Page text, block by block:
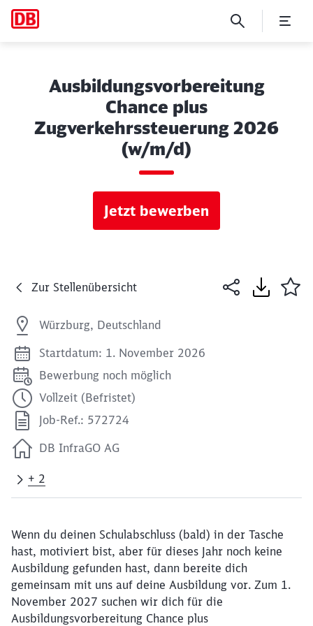
Ausbildungsvorbereitung
Chance plus
Zugverkehrssteuerung 2026
(w/m/d)
Jetzt bewerben
Zur Stellenübersicht
Würzburg, Deutschland
Startdatum: 1. November 2026
Bewerbung noch möglich
Vollzeit (Befristet)
Job-Ref.: 572724
DB InfraGO AG
+ 2
Wenn du deinen Schulabschluss (bald) in der Tasche
hast, motiviert bist, aber für dieses Jahr noch keine
Ausbildung gefunden hast, dann bereite dich
gemeinsam mit uns auf deine Ausbildung vor. Zum 1.
November 2027 suchen wir dich für die
Ausbildungsvorbereitung Chance plus